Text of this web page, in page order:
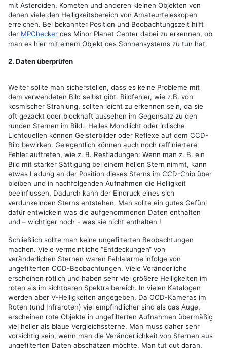
mit Asteroiden, Kometen und anderen kleinen Objekten von
denen viele den Helligkeitsbereich von Amateurteleskopen
erreichen. Bei bekannter Position und Beobachtungszeit hilft
der MPChecker des Minor Planet Center dabei zu erkennen, ob
man es hier mit einem Objekt des Sonnensystems zu tun hat.
2. Daten überprüfen
Weiter sollte man sicherstellen, dass es keine Probleme mit
dem verwendeten Bild selbst gibt. Bildfehler, wie z.B. von
kosmischer Strahlung, sollten leicht zu erkennen sein, da sie
oft gezackt oder blockhaft aussehen im Gegensatz zu den
runden Sternen im Bild. Helles Mondlicht oder irdische
Lichtquellen können Geisterbilder oder Reflexe auf dem CCD-
Bild bewirken. Gelegentlich können auch noch raffiniertere
Fehler auftreten, wie z. B. Restladungen: Wenn man z. B. ein
Bild mit starker Sättigung bei einem hellen Stern nimmt, kann
etwas Ladung an der Position dieses Sterns im CCD-Chip über
bleiben und in nachfolgenden Aufnahmen die Helligkeit
beeinflussen. Dadurch kann der Eindruck eines sich
verdunkelnden Sterns entstehen. Man sollte ein gutes Gefühl
dafür entwickeln was die aufgenommenen Daten enthalten
und – wichtiger noch - was sie nicht enthalten !
Schließlich sollte man keine ungefilterten Beobachtungen
machen. Viele vermeintliche “Entdeckungen“ von
veränderlichen Sternen waren Fehlalarme infolge von
ungefilterten CCD-Beobachtungen. Viele Veränderliche
erscheinen rötlich und haben sehr viel größere Helligkeiten im
roten als im sichtbaren Spektralbereich. In vielen Katalogen
werden aber V-Helligkeiten angegeben. Da CCD-Kameras im
Roten (und Infraroten) viel empfindlicher sind als das Auge,
erscheinen rote Objekte in ungefilterten Aufnahmen übermäßig
viel heller als blaue Vergleichssterne. Man muss daher sehr
vorsichtig sein, wenn man die Veränderlichkeit von Sternen aus
ungefilterten Daten abschätzen möchte. Man tut gut daran,